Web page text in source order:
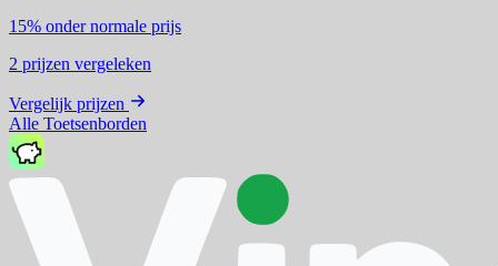
15% onder normale prijs
2 prijzen vergeleken
Vergelijk prijzen
Alle Toetsenborden